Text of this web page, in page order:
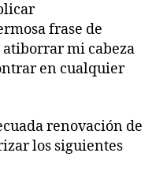
frase de
atiborrar mi cabeza
en cualquier
renovación de
los siguientes